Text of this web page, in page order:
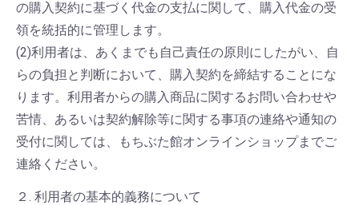
の購入契約に基づく代金の支払に関して、購入代金の受
領を統括的に管理します。
(2)利用者は、あくまでも自己責任の原則にしたがい、自
らの負担と判断において、購入契約を締結することにな
ります。利用者からの購入商品に関するお問い合わせや
苦情、あるいは契約解除等に関する事項の連絡や通知の
受付に関しては、もちぶた館オンラインショップまでご
連絡ください。
２. 利用者の基本的義務について